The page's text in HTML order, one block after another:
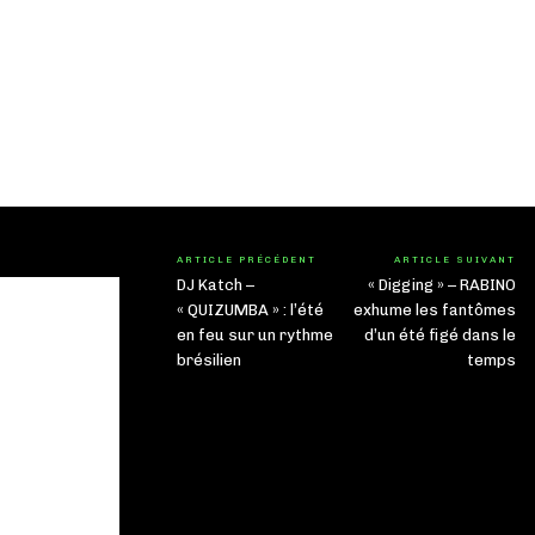
ARTICLE PRÉCÉDENT
DJ Katch –
« QUIZUMBA » : l’été
en feu sur un rythme
brésilien
ARTICLE SUIVANT
« Digging » – RABINO
exhume les fantômes
d’un été figé dans le
temps